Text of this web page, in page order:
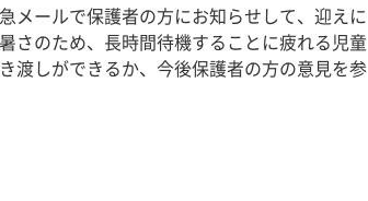
メールで保護者の方にお知らせして、迎えに
さのため、長時間待機することに疲れる児童
渡しができるか、今後保護者の方の意見を参